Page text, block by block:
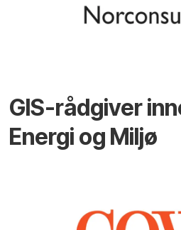
GIS-rådgiver
Energi og Miljø